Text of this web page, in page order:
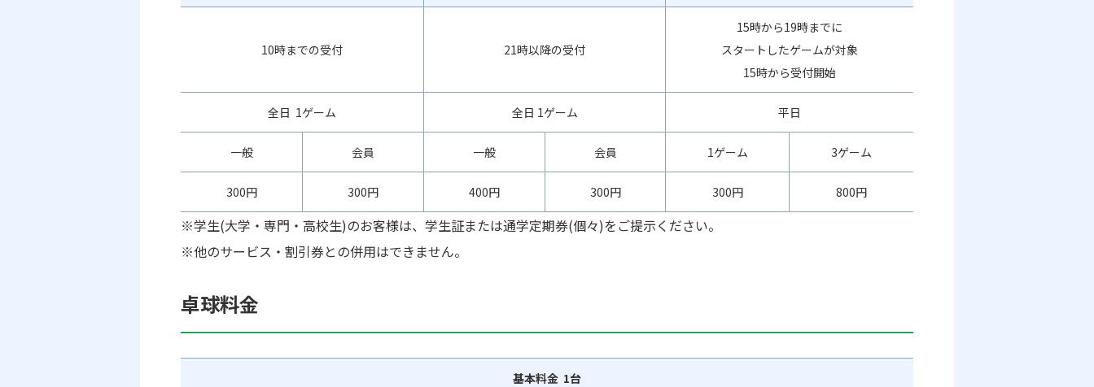
10時までの受付 21時以降の受付
15時から19時までに
スタートしたゲームが対象
15時から受付開始
全日 1ゲーム 全日 1ゲーム 平日
一般 会員 一般 会員 1ゲーム 3ゲーム
300円 300円 400円 300円 300円 800円
※学生(大学・専門・高校生)のお客様は、学生証または通学定期券(個々)をご提示ください。
※他のサービス・割引券との併用はできません。
卓球料金
基本料金 1台